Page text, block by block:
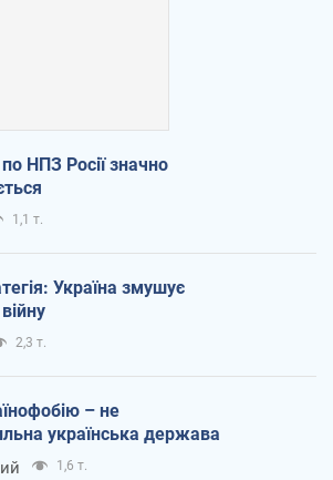
НПЗ Росії значно
1,1 т.
Україна змушує
2,3 т.
– не
українська держава
1,6 т.